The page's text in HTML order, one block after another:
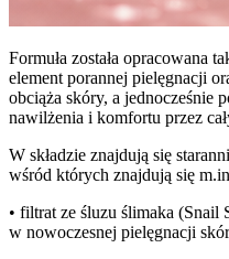
Formuła została opracowana
element porannej pielęgnacji
obciąża skóry, a jednocześnie
nawilżenia i komfortu przez
W składzie znajdują się
wśród których znajdują się
• filtrat ze śluzu ślimaka (Snail
w nowoczesnej pielęgnacji